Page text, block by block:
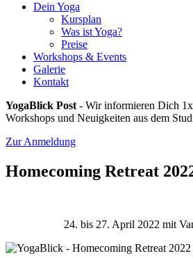
Dein Yoga
Kursplan
Was ist Yoga?
Preise
Workshops & Events
Galerie
Kontakt
YogaBlick Post - Wir informieren Dich
Workshops und Neuigkeiten aus dem
Zur Anmeldung
Homecoming Retreat
24. bis 27. April 2022 mit